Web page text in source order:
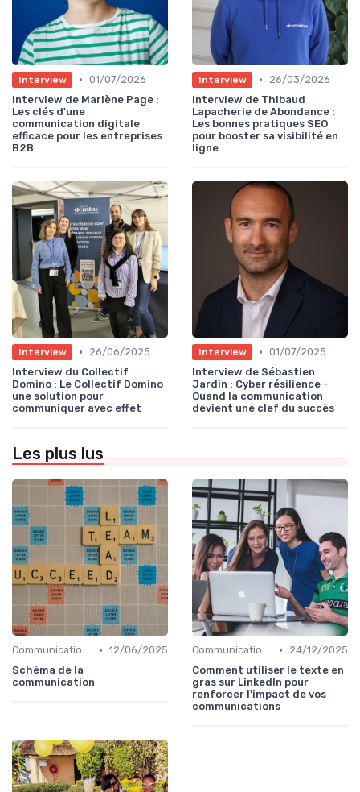
Interview • 01/07/2026
Interview de Marlène Page :
Les clés d'une
communication digitale
efficace pour les entreprises
B2B
Interview •
26/03/2026
Interview de Thibaud
Lapacherie de Abondance :
Les bonnes pratiques SEO
pour booster sa visibilité en
ligne
Interview •
26/06/2025
Interview du Collectif
Domino : Le Collectif Domino
une solution pour
communiquer avec effet
Interview • 01/07/2025
Interview de Sébastien
Jardin : Cyber résilience -
Quand la communication
devient une clef du succès
Les plus lus
Communication digitale & omnicanale • 12/06/2025
Schéma de la
communication
Communication digitale & omnicanale •
24/12/2025
Comment utiliser le texte en
gras sur LinkedIn pour
renforcer l'impact de vos
communications